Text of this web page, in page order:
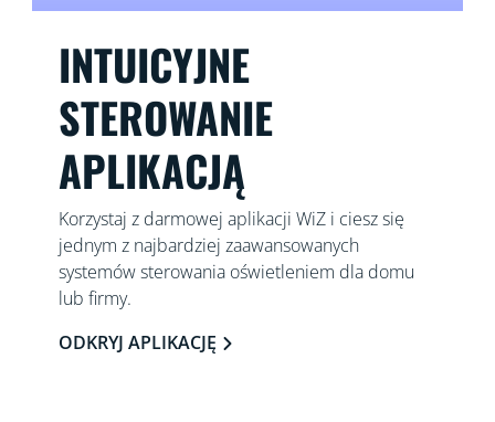
INTUICYJNE
STEROWANIE
APLIKACJĄ
Korzystaj z darmowej aplikacji WiZ i ciesz się
jednym z najbardziej zaawansowanych
systemów sterowania oświetleniem dla domu
lub firmy.
ODKRYJ APLIKACJĘ